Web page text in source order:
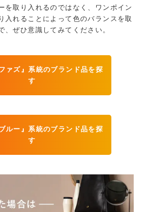
を取り入れるのではなく、ワンポイン
入れることによって色のバランスを取
、ぜひ意識してみてください。
ァズ』系統のブランド品を探
す
ルー』系統のブランド品を探
す